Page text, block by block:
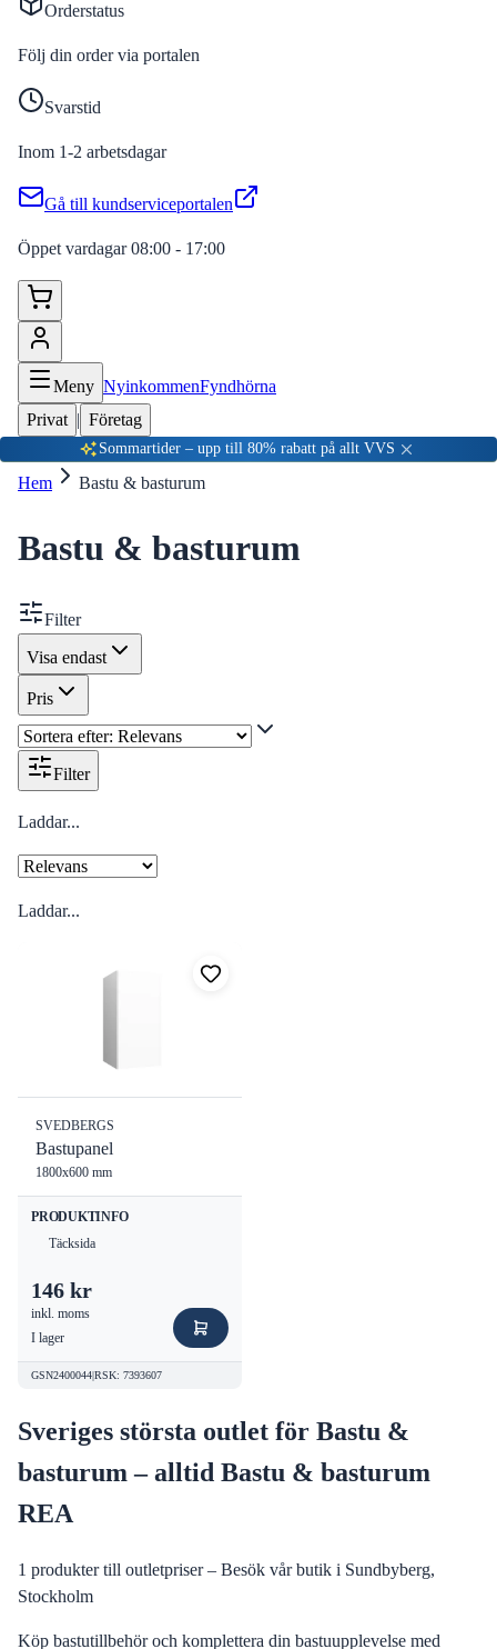
Orderstatus
Följ din order via portalen
Svarstid
Inom 1-2 arbetsdagar
Gå till kundserviceportalen
Öppet vardagar 08:00 - 17:00
Meny NyinkommenFyndhörna
Privat | Företag
Sommartider – upp till 80% rabatt på allt VVS
Hem Bastu & basturum
Bastu & basturum
Filter
Visa endast
Pris
Filter
Laddar...
Laddar...
SVEDBERGS
Bastupanel
1800x600 mm
PRODUKTINFO
Täcksida
146 kr
inkl. moms
I lager
GSN2400044|RSK: 7393607
Sveriges största outlet för Bastu &
basturum – alltid Bastu & basturum
REA
1 produkter till outletpriser – Besök vår butik i Sundbyberg,
Stockholm
Köp bastutillbehör och komplettera din bastuupplevelse med